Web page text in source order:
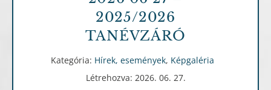
2025/2026
TANÉVZÁRÓ
Kategória: Hírek, események, Képgaléria
Létrehozva: 2026. 06. 27.